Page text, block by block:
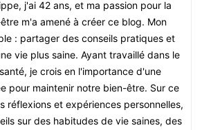
j'ai 42 ans, et ma passion pour la
m'a amené à créer ce blog. Mon
: partager des conseils pratiques et
vie plus saine. Ayant travaillé dans le
je crois en l'importance d'une
pour maintenir notre bien-être. Sur ce
réflexions et expériences personnelles,
sur des habitudes de vie saines, des